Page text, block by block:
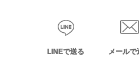
LINEで送る メールで